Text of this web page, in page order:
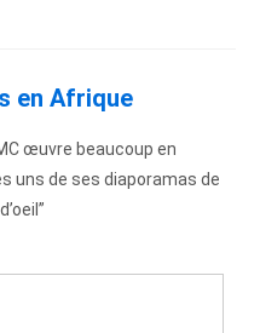
en Afrique
œuvre beaucoup en
uns de ses diaporamas de